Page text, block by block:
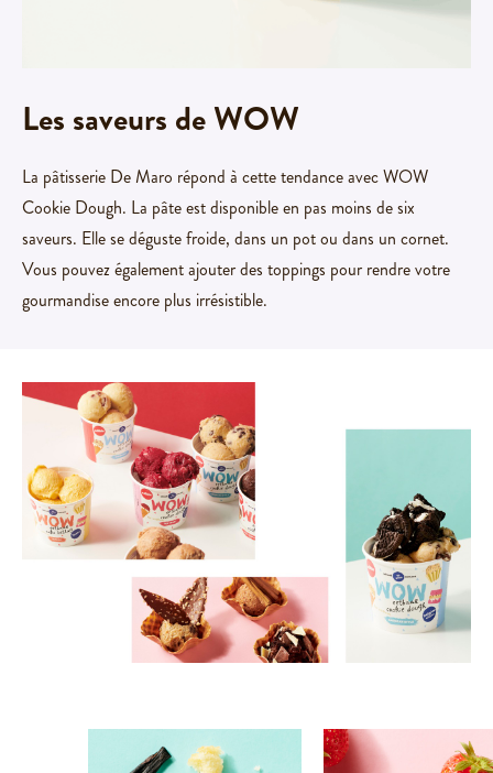
certification
Nos
clients
Contact
Les saveurs de WOW
La pâtisserie De Maro répond à cette tendance avec WOW
Cookie Dough. La pâte est disponible en pas moins de six
saveurs. Elle se déguste froide, dans un pot ou dans un cornet.
Vous pouvez également ajouter des toppings pour rendre votre
gourmandise encore plus irrésistible.